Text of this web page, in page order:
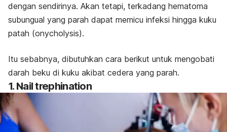
dengan sendirinya. Akan tetapi, terkadang hematoma
subungual yang parah dapat memicu infeksi hingga kuku
patah (onycholysis).
Itu sebabnya, dibutuhkan cara berikut untuk mengobati
darah beku di kuku akibat cedera yang parah.
1. Nail trephination